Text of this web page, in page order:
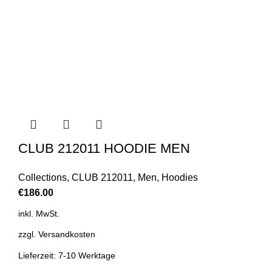
CLUB 212011 HOODIE MEN
Collections, CLUB 212011, Men, Hoodies
€186.00
inkl. MwSt.
zzgl. Versandkosten
Lieferzeit: 7-10 Werktage